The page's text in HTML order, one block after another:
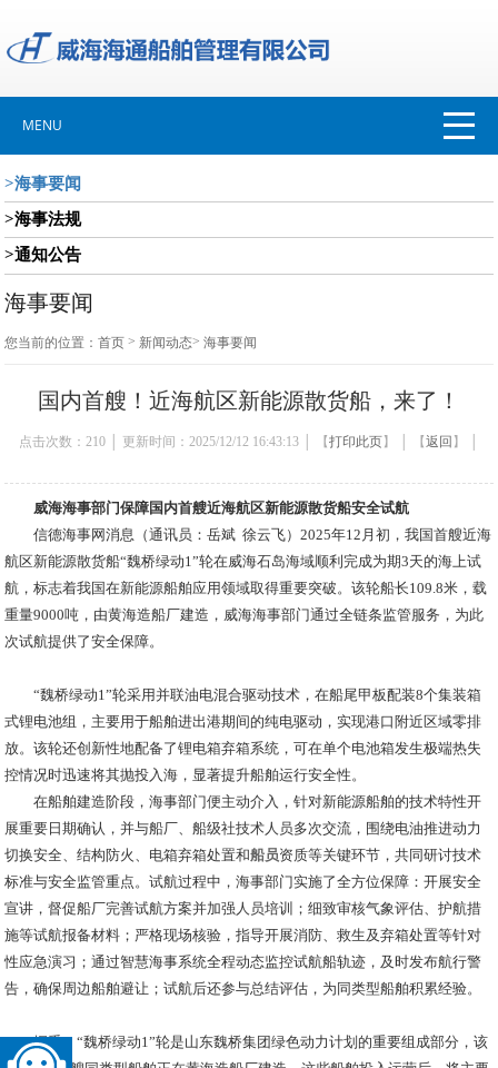
MENU
>海事要闻
>海事法规
>通知公告
海事要闻
您当前的位置：首页 > 新闻动态>海事要闻
国内首艘！近海航区新能源散货船，来了！
点击次数： 210 │ 更新时间：2025/12/12 16:43:13 │ 【打印此页】 │ 【返回 】 │
威海海事部门保障国内首艘近海航区新能源散货船安全试航
信德海事网消息（通讯员：岳斌 徐云飞）2025年12月初，我国首艘近海
航区新能源散货船“魏桥绿动1”轮在威海石岛海域顺利完成为期3天的海上试
航，标志着我国在新能源船舶应用领域取得重要突破。该轮船长109.8米，载
重量9000吨，由黄海造船厂建造，威海海事部门通过全链条监管服务，为此
次试航提供了安全保障。
“魏桥绿动1”轮采用并联油电混合驱动技术，在船尾甲板配装8个集装箱
式锂电池组，主要用于船舶进出港期间的纯电驱动，实现港口附近区域零排
放。该轮还创新性地配备了锂电箱弃箱系统，可在单个电池箱发生极端热失
控情况时迅速将其抛投入海，显著提升船舶运行安全性。
在船舶建造阶段，海事部门便主动介入，针对新能源船舶的技术特性开
展重要日期确认，并与船厂、船级社技术人员多次交流，围绕电油推进动力
切换安全、结构防火、电箱弃箱处置和船员资质等关键环节，共同研讨技术
标准与安全监管重点。试航过程中，海事部门实施了全方位保障：开展安全
宣讲，督促船厂完善试航方案并加强人员培训；细致审核气象评估、护航措
施等试航报备材料；严格现场核验，指导开展消防、救生及弃箱处置等针对
性应急演习；通过智慧海事系统全程动态监控试航船轨迹，及时发布航行警
告，确保周边船舶避让；试航后还参与总结评估，为同类型船舶积累经验。
据悉，“魏桥绿动1”轮是山东魏桥集团绿色动力计划的重要组成部分，该